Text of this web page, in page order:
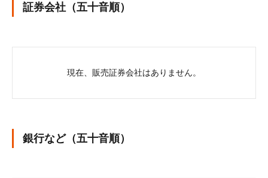
証券会社（五十音順）
現在、販売証券会社はありません。
銀行など（五十音順）